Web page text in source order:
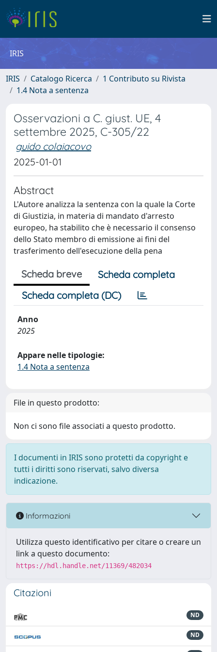
IRIS
IRIS Catalogo Ricerca
1 Contributo su Rivista
1.4 Nota a sentenza
Osservazioni a C. giust. UE, 4
settembre 2025, C-305/22
guido colaiacovo
2025-01-01
Abstract
L'Autore analizza la sentenza con la quale la Corte
di Giustizia, in materia di mandato d'arresto
europeo, ha stabilito che è necessario il consenso
dello Stato membro di emissione ai fini del
trasferimento dell'esecuzione della pena
Scheda breve
Scheda completa
Scheda completa (DC)
Anno
2025
Appare nelle tipologie:
1.4 Nota a sentenza
File in questo prodotto:
Non ci sono file associati a questo prodotto.
I documenti in IRIS sono protetti da copyright e
tutti i diritti sono riservati, salvo diversa
indicazione.
Informazioni
Utilizza questo identificativo per citare o creare un
link a questo documento:
https://hdl.handle.net/11369/482034
Citazioni
ND
ND